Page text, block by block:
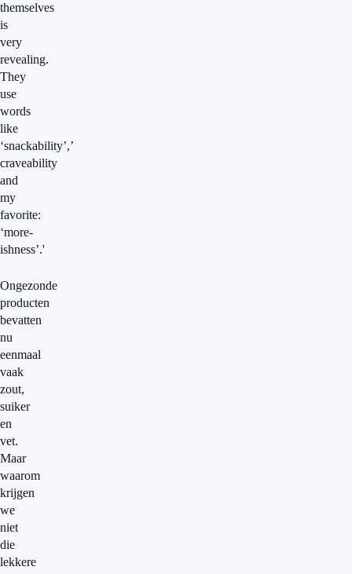
themselves
is
very
revealing.
They
use
words
like
‘snackability’,’
craveability
and
my
favorite:
‘more-
ishness’.'
Ongezonde
producten
bevatten
nu
eenmaal
vaak
zout,
suiker
en
vet.
Maar
waarom
krijgen
we
niet
die
lekkere